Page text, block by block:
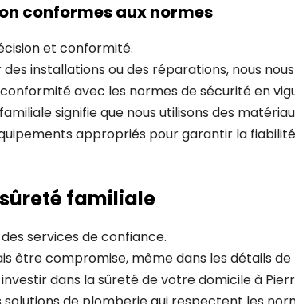
conformes aux normes
et conformité.
installations ou des réparations, nous
avec les normes de sécurité en
signifie que nous utilisons des
appropriés pour garantir la
familiale
services de confiance.
être compromise, même dans les détails
dans la sûreté de votre domicile à